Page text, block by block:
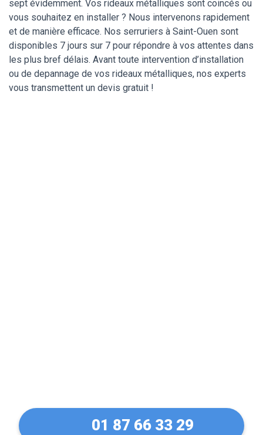
sept évidemment. Vos rideaux métalliques sont coincés ou
vous souhaitez en installer ? Nous intervenons rapidement
et de manière efficace. Nos serruriers à Saint-Ouen sont
disponibles 7 jours sur 7 pour répondre à vos attentes dans
les plus bref délais. Avant toute intervention d’installation
ou de depannage de vos rideaux métalliques, nos experts
vous transmettent un devis gratuit !
01 87 66 33 29